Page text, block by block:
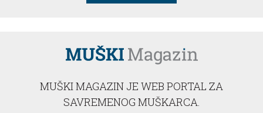
MUŠKI MAGAZIN JE WEB PORTAL ZA
SAVREMENOG MUŠKARCA.